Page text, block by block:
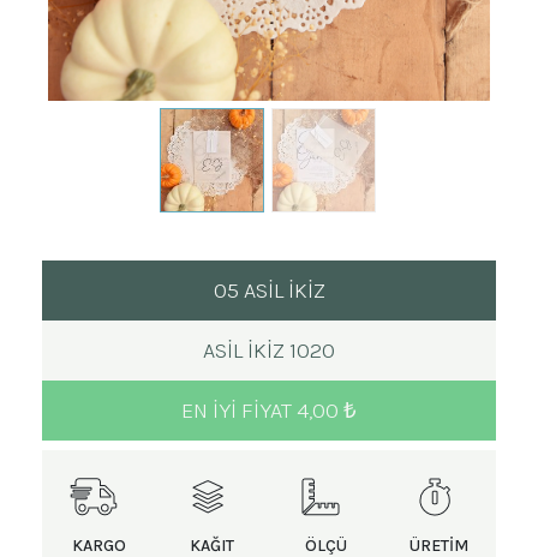
05 ASİL İKİZ
ASIL İKIZ 1020
EN IYI FIYAT 4,00 ₺
KARGO KAĞIT ÖLÇÜ
ÜRETIM